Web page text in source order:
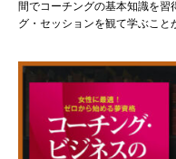
間でコーチングの基本知識を習
グ・セッションを観て学ぶこと